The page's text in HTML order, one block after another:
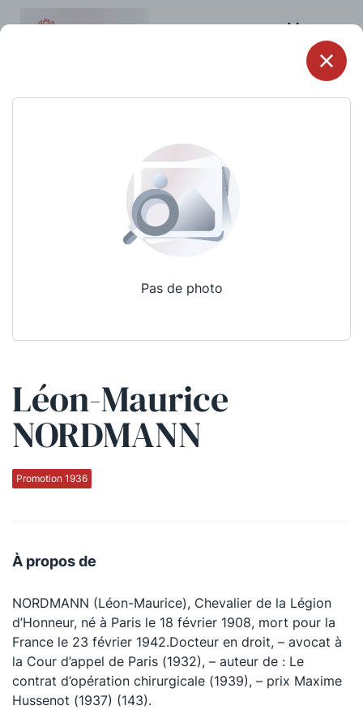
Menu
Pas de photo
Léon-Maurice
NORDMANN
Promotion 1936
À propos de
NORDMANN (Léon-Maurice), Chevalier de la Légion
d’Honneur, né à Paris le 18 février 1908, mort pour la
France le 23 février 1942.Docteur en droit, – avocat à
la Cour d’appel de Paris (1932), – auteur de : Le
contrat d’opération chirurgicale (1939), – prix Maxime
Hussenot (1937) (143).
Qui sommes-nous ?
La Conférence
La défense pénale
Le Concours de la Conférence
La Conférence Berryer
La Petite Conférence